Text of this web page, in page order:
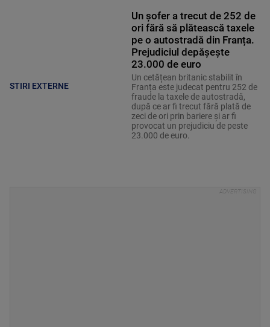
STIRI EXTERNE
Un șofer a trecut de 252 de
ori fără să plătească taxele
pe o autostradă din Franța.
Prejudiciul depășește
23.000 de euro
Un cetățean britanic stabilit în
Franța este judecat pentru 252 de
fraude la taxele de autostradă,
după ce ar fi trecut fără plată de
zeci de ori prin bariere și ar fi
provocat un prejudiciu de peste
23.000 de euro.